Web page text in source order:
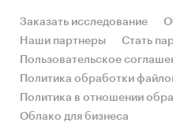
Заказать исследование
Наши партнеры
Стать
Пользовательское
Политика обработки
Политика в отношении
Облако для бизнеса